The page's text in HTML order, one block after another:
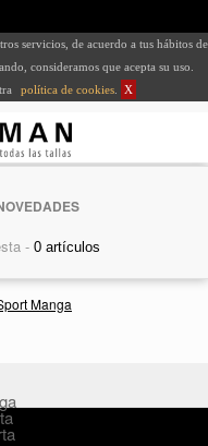
servicios, de acuerdo a tus hábitos de
consideramos que acepta su uso.
política de cookies X
-
Manga